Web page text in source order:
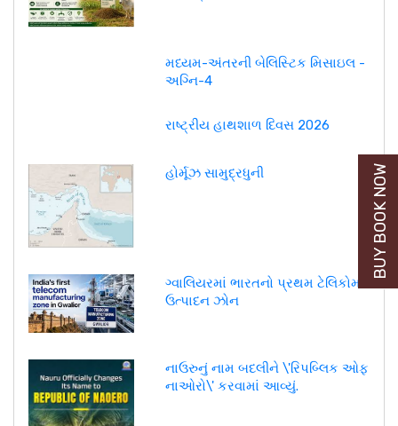
મધ્યમ-અંતરની બેલિસ્ટિક મિસાઇલ -
અગ્નિ-4
રાષ્ટ્રીય હાથશાળ દિવસ 2026
હોર્મૂઝ સામુદ્રધુની
ગ્વાલિયરમાં ભારતનો પ્રથમ ટેલિકોમ
ઉત્પાદન ઝોન
નાઉરુનું નામ બદલીને \'રિપબ્લિક ઓફ
નાઓરો\' કરવામાં આવ્યું.
BUY BOOK NOW